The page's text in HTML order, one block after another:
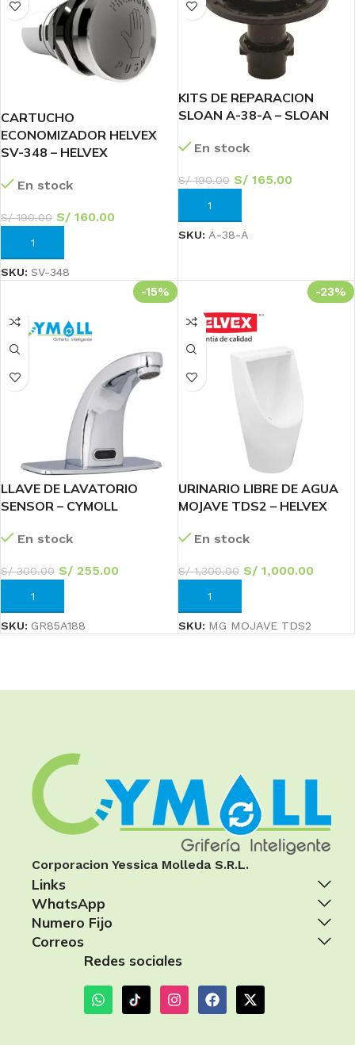
CARTUCHO
ECONOMIZADOR HELVEX
SV-348 – HELVEX
En stock
S/190.00 S/ 160.00
AÑADIR AL CARRITO
SKU: SV-348
KITS DE REPARACION
SLOAN A-38-A – SLOAN
En stock
S/190.00 S/165.00
AÑADIR AL CARRITO
SKU: A-38-A
-15%
LLAVE DE LAVATORIO
SENSOR – CYMOLL
En stock
S/300.00 S/ 255.00
AÑADIR AL CARRITO
SKU: GR85A188
-23%
URINARIO LIBRE DE AGUA
MOJAVE TDS2 – HELVEX
En stock
S/1,300.00 S/1,000.00
AÑADIR AL CARRITO
SKU: MG MOJAVE TDS2
Corporacion Yessica Molleda S.R.L.
Links
WhatsApp
Numero Fijo
Correos
Redes sociales